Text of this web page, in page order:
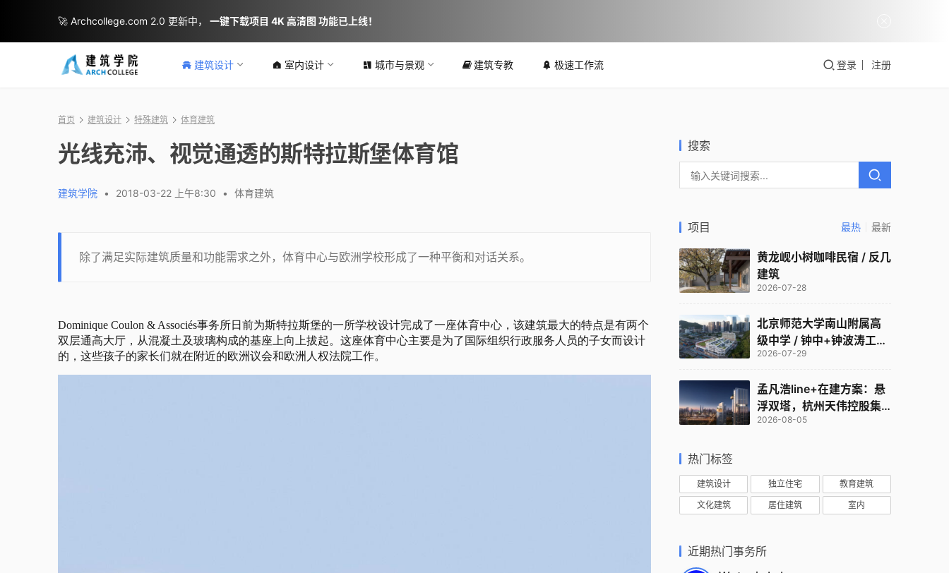
建筑设计 室内设计 城市与景观 建筑专教 极速工作流 登录 注册
首页 建筑设计 特殊建筑 体育建筑
光线充沛、视觉通透的斯特拉斯堡体育馆
建筑学院 • 2018-03-22 上午8:30 • 体育建筑
除了满足实际建筑质量和功能需求之外，体育中心与欧洲学校形成了一种平衡和对话关系。
Dominique Coulon & Associés事务所日前为斯特拉斯堡的一所学校设计完成了一座体育中心，该建筑最大的特点是有两个
双层通高大厅，从混凝土及玻璃构成的基座上向上拔起。这座体育中心主要是为了国际组织行政服务人员的子女而设计
的，这些孩子的家长们就在附近的欧洲议会和欧洲人权法院工作。
搜索
项目 最热 最新
黄龙岘小树咖啡民宿 / 反几
建筑
2026-07-28
北京师范大学南山附属高
级中学 / 钟中+钟波涛工作
室
2026-07-29
孟凡浩line+在建方案：悬
浮双塔，杭州天伟控股集
团总部
2026-08-05
热门标签
建筑设计 独立住宅 教育建筑
文化建筑 居住建筑 室内
近期热门事务所
🚀 Archcollege.com 2.0 更新中， 一键下载项目 4K 高清图 功能已上线！